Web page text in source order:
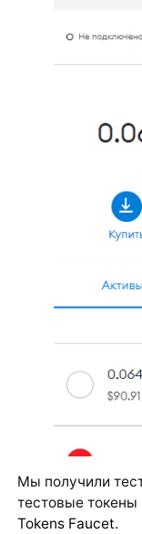
Мы получили
тестовые токены
Tokens Faucet.